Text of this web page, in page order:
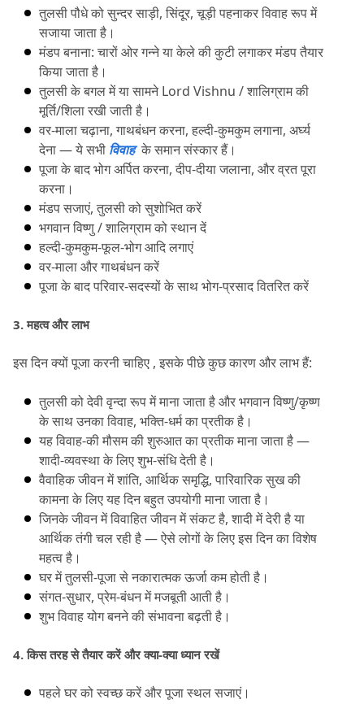
तुलसी पौधे को सुन्दर साड़ी, सिंदूर, चूड़ी पहनाकर विवाह रूप में
सजाया जाता है।
मंडप बनाना: चारों ओर गन्ने या केले की कुटी लगाकर मंडप तैयार
किया जाता है।
तुलसी के बगल में या सामने Lord Vishnu / शालिग्राम की
मूर्ति/शिला रखी जाती है।
वर-माला चढ़ाना, गाथबंधन करना, हल्दी-कुमकुम लगाना, अर्घ्य
देना — ये सभी विवाह के समान संस्कार हैं।
पूजा के बाद भोग अर्पित करना, दीप-दीया जलाना, और व्रत पूरा
करना।
मंडप सजाएं, तुलसी को सुशोभित करें
भगवान विष्णु / शालिग्राम को स्थान दें
हल्दी-कुमकुम-फूल-भोग आदि लगाएं
वर-माला और गाथबंधन करें
पूजा के बाद परिवार-सदस्यों के साथ भोग-प्रसाद वितरित करें
3. महत्व और लाभ
इस दिन क्यों पूजा करनी चाहिए , इसके पीछे कुछ कारण और लाभ हैं:
तुलसी को देवी वृन्दा रूप में माना जाता है और भगवान विष्णु/कृष्ण
के साथ उनका विवाह, भक्ति-धर्म का प्रतीक है।
यह विवाह-की मौसम की शुरुआत का प्रतीक माना जाता है —
शादी-व्यवस्था के लिए शुभ-संधि देती है।
वैवाहिक जीवन में शांति, आर्थिक समृद्धि, पारिवारिक सुख की
कामना के लिए यह दिन बहुत उपयोगी माना जाता है।
जिनके जीवन में विवाहित जीवन में संकट है, शादी में देरी है या
आर्थिक तंगी चल रही है — ऐसे लोगों के लिए इस दिन का विशेष
महत्व है।
घर में तुलसी-पूजा से नकारात्मक ऊर्जा कम होती है।
संगत-सुधार, प्रेम-बंधन में मजबूती आती है।
शुभ विवाह योग बनने की संभावना बढ़ती है।
4. किस तरह से तैयार करें और क्या-क्या ध्यान रखें
पहले घर को स्वच्छ करें और पूजा स्थल सजाएं।